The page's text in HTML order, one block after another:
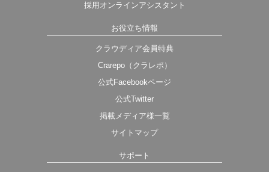
採用オンラインアシスタント
お役立ち情報
クラウディア会員特典
Crarepo（クラレポ）
公式Facebookページ
公式Twitter
掲載メディア様一覧
サイトマップ
サポート